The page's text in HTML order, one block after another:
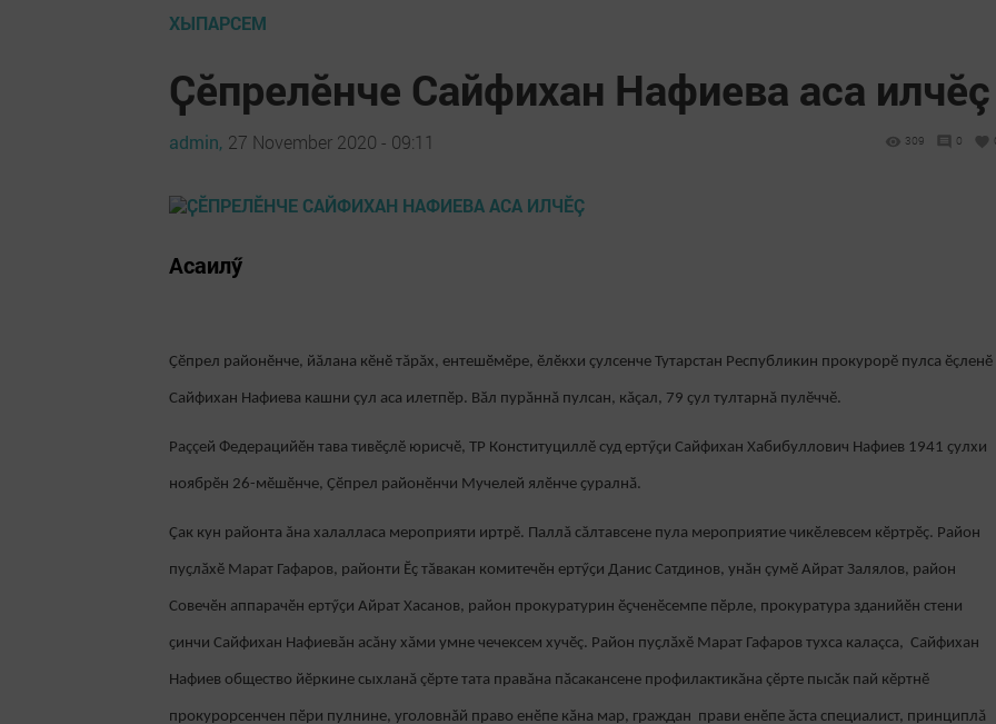
ХЫПАРСЕМ
Ҫӗпрелӗнче Сайфихан Нафиева аса илчӗç
admin, 27 November 2020 - 09:11 309 0
Асаилӳ
Ҫӗпрел районӗнче, йăлана кӗнӗ тăрăх, ентешӗмӗре, ӗлӗкхи çулсенче Тутарстан Республикин прокурорӗ пулса ӗçленӗ
Сайфихан Нафиева кашни çул аса илетпӗр. Вӑл пурăннă пулсан, кăçал, 79 ҫул тултарнă пулӗччӗ.
Раççей Федерацийӗн тава тивӗҫлӗ юрисчӗ, ТР Конституциллӗ суд ертӳçи Сайфихан Хабибуллович Нафиев 1941 ҫулхи
ноябрӗн 26-мӗшӗнче, Ҫӗпрел районӗнчи Мучелей ялӗнче ҫуралнӑ.
Çак кун районта ăна халалласа мероприяти иртрӗ. Паллă сăлтавсене пула мероприятие чикӗлевсем кӗртрӗç. Район
пуҫлӑхӗ Марат Гафаров, районти Ӗҫ тӑвакан комитечӗн ертӳҫи Данис Сатдинов, унӑн çумӗ Айрат Залялов, район
Совечӗн аппарачӗн ертӳҫи Айрат Хасанов, район прокуратурин ӗҫченӗсемпе пӗрле, прокуратура зданийӗн стени
ҫинчи Сайфихан Нафиевăн асăну хăми умне чечексем хучӗç. Район пуҫлӑхӗ Марат Гафаров тухса калаçса, Сайфихан
Нафиев общество йӗркине сыхланă çӗрте тата правӑна пӑсакансене профилактикӑна çӗрте пысӑк пай кӗртнӗ
прокурорсенчен пӗри пулнине, уголовнăй право енӗпе кӑна мар, граждан прави енӗпе ăста специалист, принциплă